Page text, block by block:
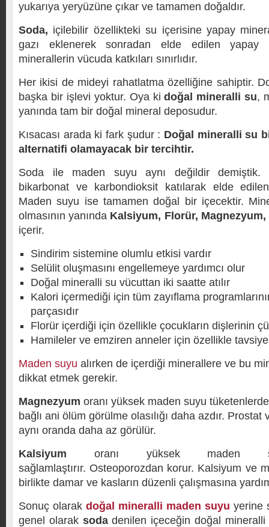
yukarıya yeryüzüne çıkar ve tamamen doğaldır.
Soda, içilebilir özellikteki su içerisine yapay
gazı eklenerek sonradan elde edilen yapay
minerallerin vücuda katkıları sınırlıdır.
Her ikisi de mideyi rahatlatma özelliğine sahiptir.
başka bir işlevi yoktur. Oya kidoğal mineralli su,
yanında tam bir doğal mineral deposudur.
Kısacası arada ki fark şudur : Doğal mineralli su
alternatifi olamayacak bir tercihtir.
Soda ile maden suyu aynı değildir demiştik.
bikarbonat ve karbondioksit katılarak elde
Maden suyu ise tamamen doğal bir içecektir.
olmasının yanında Kalsiyum, Florür,
içerir.
Sindirim sistemine olumlu etkisi vardır
Selülit oluşmasını engellemeye yardımcı olur
Doğal mineralli su vücuttan iki saatte atılır
Kalori içermediği için tüm zayıflama
parçasıdır
Florür içerdiği için özellikle çocukların dişlerinin
Hamileler ve emziren anneler için özellikle
Maden suyu alırken de içerdiği minerallere ve bu
dikkat etmek gerekir.
Magnezyum oranı yüksek maden suyu
bağlı ani ölüm görülme olasılığı daha azdır.
aynı oranda daha az görülür.
Kalsiyum oranı yüksek maden
sağlamlaştırır. Osteoporozdan korur. Kalsiyum ve
birlikte damar ve kasların düzenli çalışmasına
Sonuç olarak doğal mineralli maden suyu yerine
genel olarak sodadenilen içeceğin doğal